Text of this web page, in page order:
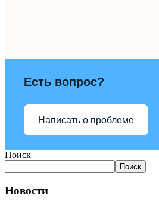
Есть вопрос?
Написать о проблеме
Поиск
Поиск
Новости